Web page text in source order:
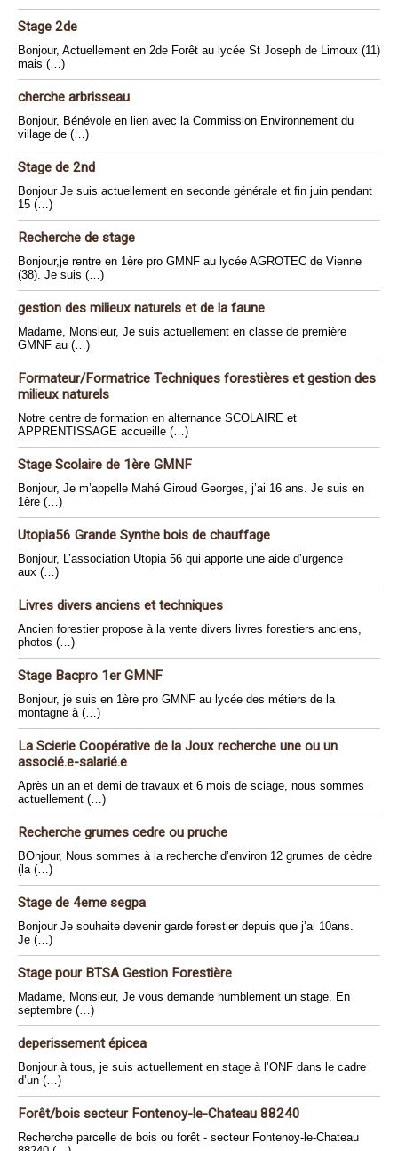
Stage 2de
Bonjour, Actuellement en 2de Forêt au lycée St Joseph de Limoux (11)
mais (…)
cherche arbrisseau
Bonjour, Bénévole en lien avec la Commission Environnement du
village de (…)
Stage de 2nd
Bonjour Je suis actuellement en seconde générale et fin juin pendant
15 (…)
Recherche de stage
Bonjour,je rentre en 1ère pro GMNF au lycée AGROTEC de Vienne
(38). Je suis (…)
gestion des milieux naturels et de la faune
Madame, Monsieur, Je suis actuellement en classe de première
GMNF au (…)
Formateur/Formatrice Techniques forestières et gestion des
milieux naturels
Notre centre de formation en alternance SCOLAIRE et
APPRENTISSAGE accueille (…)
Stage Scolaire de 1ère GMNF
Bonjour, Je m’appelle Mahé Giroud Georges, j’ai 16 ans. Je suis en
1ère (…)
Utopia56 Grande Synthe bois de chauffage
Bonjour, L’association Utopia 56 qui apporte une aide d’urgence
aux (…)
Livres divers anciens et techniques
Ancien forestier propose à la vente divers livres forestiers anciens,
photos (…)
Stage Bacpro 1er GMNF
Bonjour, je suis en 1ère pro GMNF au lycée des métiers de la
montagne à (…)
La Scierie Coopérative de la Joux recherche une ou un
associé.e-salarié.e
Après un an et demi de travaux et 6 mois de sciage, nous sommes
actuellement (…)
Recherche grumes cedre ou pruche
BOnjour, Nous sommes à la recherche d’environ 12 grumes de cèdre
(la (…)
Stage de 4eme segpa
Bonjour Je souhaite devenir garde forestier depuis que j’ai 10ans.
Je (…)
Stage pour BTSA Gestion Forestière
Madame, Monsieur, Je vous demande humblement un stage. En
septembre (…)
deperissement épicea
Bonjour à tous, je suis actuellement en stage à l’ONF dans le cadre
d’un (…)
Forêt/bois secteur Fontenoy-le-Chateau 88240
Recherche parcelle de bois ou forêt - secteur Fontenoy-le-Chateau